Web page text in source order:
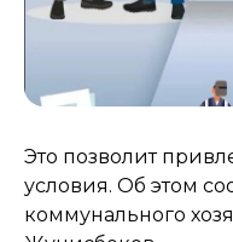
Это позволит
условия. Об этом
коммунального